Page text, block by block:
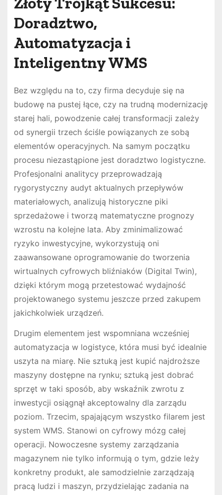
Doradztwo,
Automatyzacja i
Inteligentny WMS
Bez względu na to, czy firma decyduje się na
budowę na pustej łące, czy na trudną modernizację
starej hali, powodzenie całej transformacji zależy
od synergii trzech ściśle powiązanych ze sobą
elementów operacyjnych. Na samym początku
procesu niezastąpione jest doradztwo logistyczne.
Profesjonalni analitycy przeprowadzają
rygorystyczny audyt aktualnych przepływów
materiałowych, analizują historyczne piki
sprzedażowe i tworzą matematyczne prognozy
wzrostu na kolejne lata. Aby zminimalizować
ryzyko inwestycyjne, wykorzystują oni
zaawansowane oprogramowanie do tworzenia
wirtualnych cyfrowych bliźniaków (Digital Twin),
dzięki którym mogą przetestować wydajność
projektowanego systemu jeszcze przed zakupem
jakichkolwiek urządzeń.
Drugim elementem jest wspomniana wcześniej
automatyzacja w logistyce, która musi być idealnie
uszyta na miarę. Nie sztuką jest kupić najdroższe
maszyny dostępne na rynku; sztuką jest dobrać
sprzęt w taki sposób, aby wskaźnik zwrotu z
inwestycji osiągnął akceptowalny dla zarządu
poziom. Trzecim, spajającym wszystko filarem jest
system WMS. Stanowi on cyfrowy mózg całej
operacji. Nowoczesne systemy zarządzania
magazynem nie tylko informują o tym, gdzie leży
konkretny produkt, ale samodzielnie zarządzają
pracą ludzi i maszyn, przydzielając zadania na